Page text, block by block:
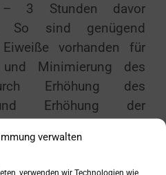
verwalten
verwenden wir Technologien wie
3 Stunden davor
So sind genügend
vorhanden für
Minimierung des
Erhöhung des
Erhöhung der
so der Muskelaufbau